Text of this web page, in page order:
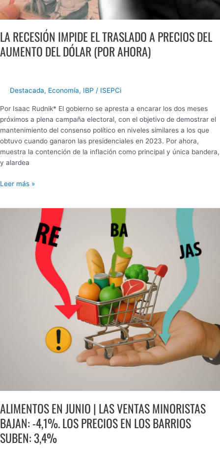
LA RECESIÓN IMPIDE EL TRASLADO A PRECIOS DEL
AUMENTO DEL DÓLAR (POR AHORA)
Destacada, Economía, IBP / ISEPCi
Por Isaac Rudnik* El gobierno se apresta a encarar los dos meses
próximos a plena campaña electoral, con el objetivo de demostrar el
mantenimiento del consenso político en niveles similares a los que
obtuvo cuando ganaron las presidenciales en 2023. Por ahora,
muestra la contención de la inflación como principal y única bandera,
y alardea
Leer más »
ALIMENTOS EN JUNIO | LAS VENTAS MINORISTAS
BAJAN: -4,1%. LOS PRECIOS EN LOS BARRIOS
SUBEN: 3,4%